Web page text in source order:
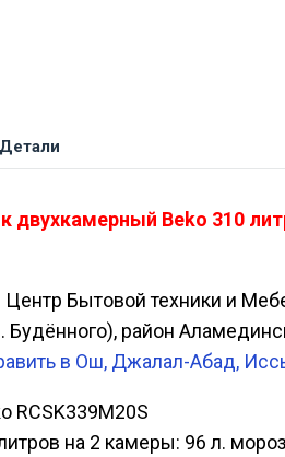
Детали
двухкамерный Beko 310
Центр Бытовой техники и
Будённого), район
в Ош, Джалал-Абад,
RCSK339M20S
на 2 камеры: 96 л.